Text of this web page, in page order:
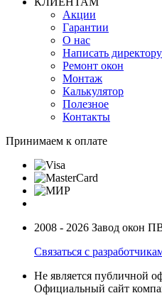
Акции
Гарантии
О нас
Написать директору
Ремонт окон
Монтаж
Калькулятор
Полезное
Контакты
Принимаем к оплате
2008 - 2026 Завод окон
Связаться с
Не является публичной
Официальный сайт